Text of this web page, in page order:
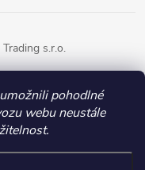
pohodlné
webu neustále
s.r.o.
práva vyhrazena.